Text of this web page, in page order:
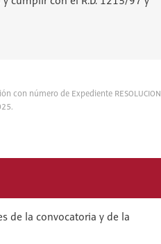
con número de Expediente RESOLUCION
de la convocatoria y de la